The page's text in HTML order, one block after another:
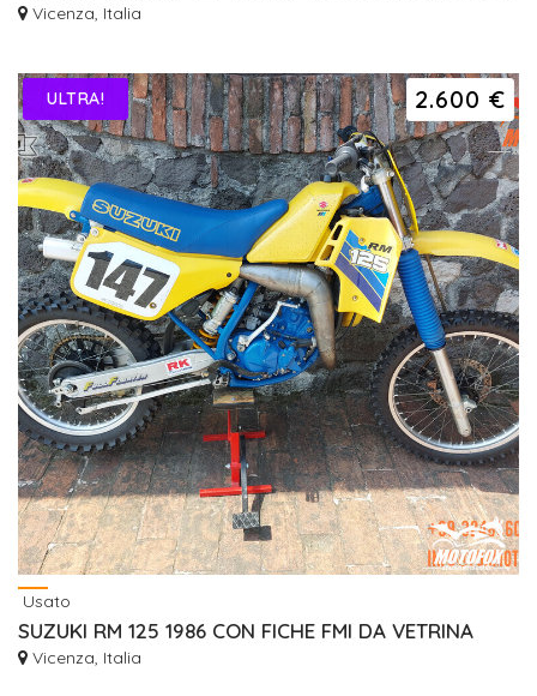
Vicenza, Italia
2.600 €
ULTRA!
Usato
SUZUKI RM 125 1986 CON FICHE FMI DA VETRINA
Vicenza, Italia